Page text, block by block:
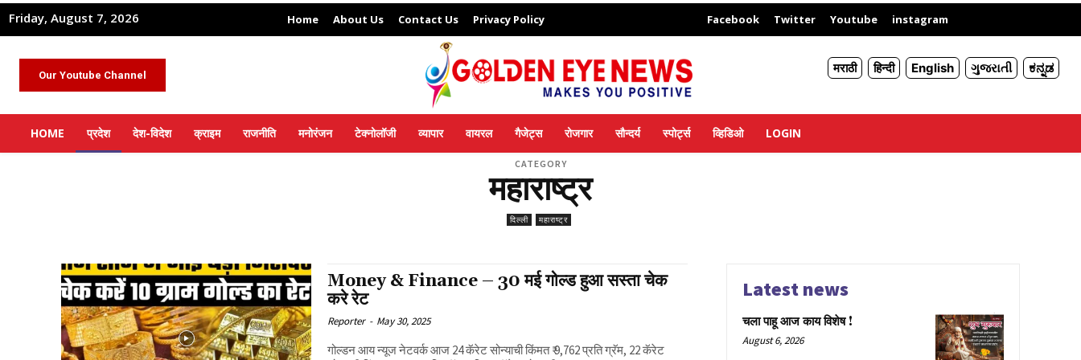
Friday, August 7, 2026 Home About Us Contact Us Privacy Policy Facebook Twitter Youtube instagram
Our Youtube Channel मराठी हिन्दी English ગુજરાતી ಕನ್ನಡ
HOME प्रदेश देश-विदेश क्राइम राजनीति मनोरंजन टेक्नोलॉजी व्यापार वायरल गैजेट्स रोजगार सौन्दर्य स्पोर्ट्स व्हिडिओ LOGIN
CATEGORY
महाराष्ट्र
दिल्ली महाराष्ट्र
Money & Finance – 30 मई गोल्ड हुआ सस्ता चेक
करे रेट
Reporter - May 30, 2025
गोल्डन आय न्यूज नेटवर्क आज 24 कॅरेट सोन्याची किंमत ₹ 9,762 प्रति ग्रॅम, 22 कॅरेट
Latest news
चला पाहू आज काय विशेष !
August 6, 2026